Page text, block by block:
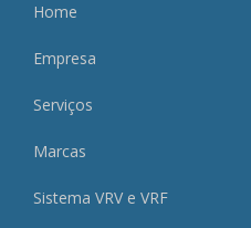
Home
Empresa
Serviços
Marcas
Sistema VRV e VRF